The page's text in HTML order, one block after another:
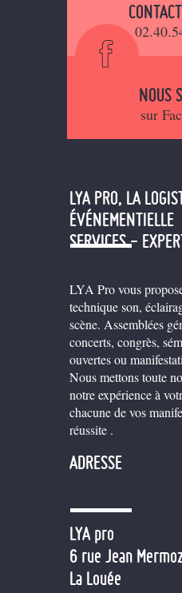
NOUS
sur
LYA PRO, LA
ÉVÉNEMENTIELLE
SERVICES -
LYA Pro vous
technique son,
scène. Assemblées
concerts, congrès,
ouvertes ou
Nous mettons toute
notre expérience à
chacune de vos
réussite .
ADRESSE
LYA pro
6 rue Jean
La Louée